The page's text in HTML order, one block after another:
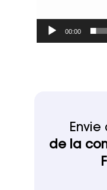
00:00
de la